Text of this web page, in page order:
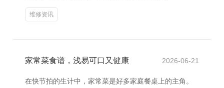
维修资讯
家常菜食谱，浅易可口又健康 2026-06-21
在快节拍的生计中，家常菜是好多家庭餐桌上的主角。